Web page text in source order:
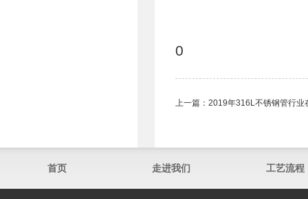
0
上一篇： 2019年316L不锈钢管行业
首页 走进我们 工艺流程